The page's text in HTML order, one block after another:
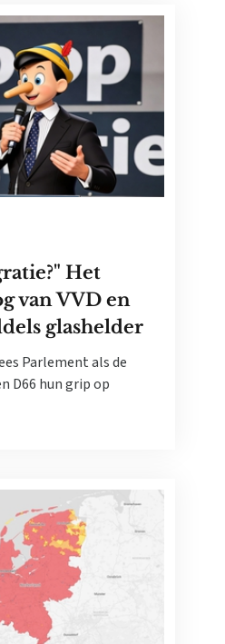
Het
van VVD en
glashelder
Parlement als de
D66 hun grip op